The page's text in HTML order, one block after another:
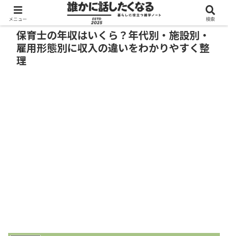
保育士の年収はいくら？年代別・施設別・
雇用形態別に収入の違いをわかりやすく整
理
メニュー 検索